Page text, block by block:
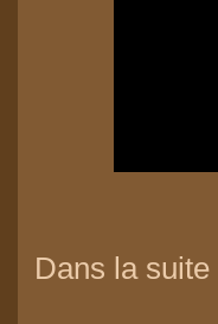
Dans la suite